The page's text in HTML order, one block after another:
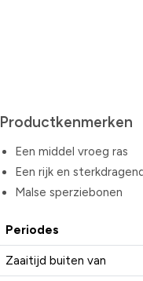
Productkenmerken
Een middel vroeg ras
Een rijk en
Malse sperziebonen
Periodes
Zaaitijd buiten van